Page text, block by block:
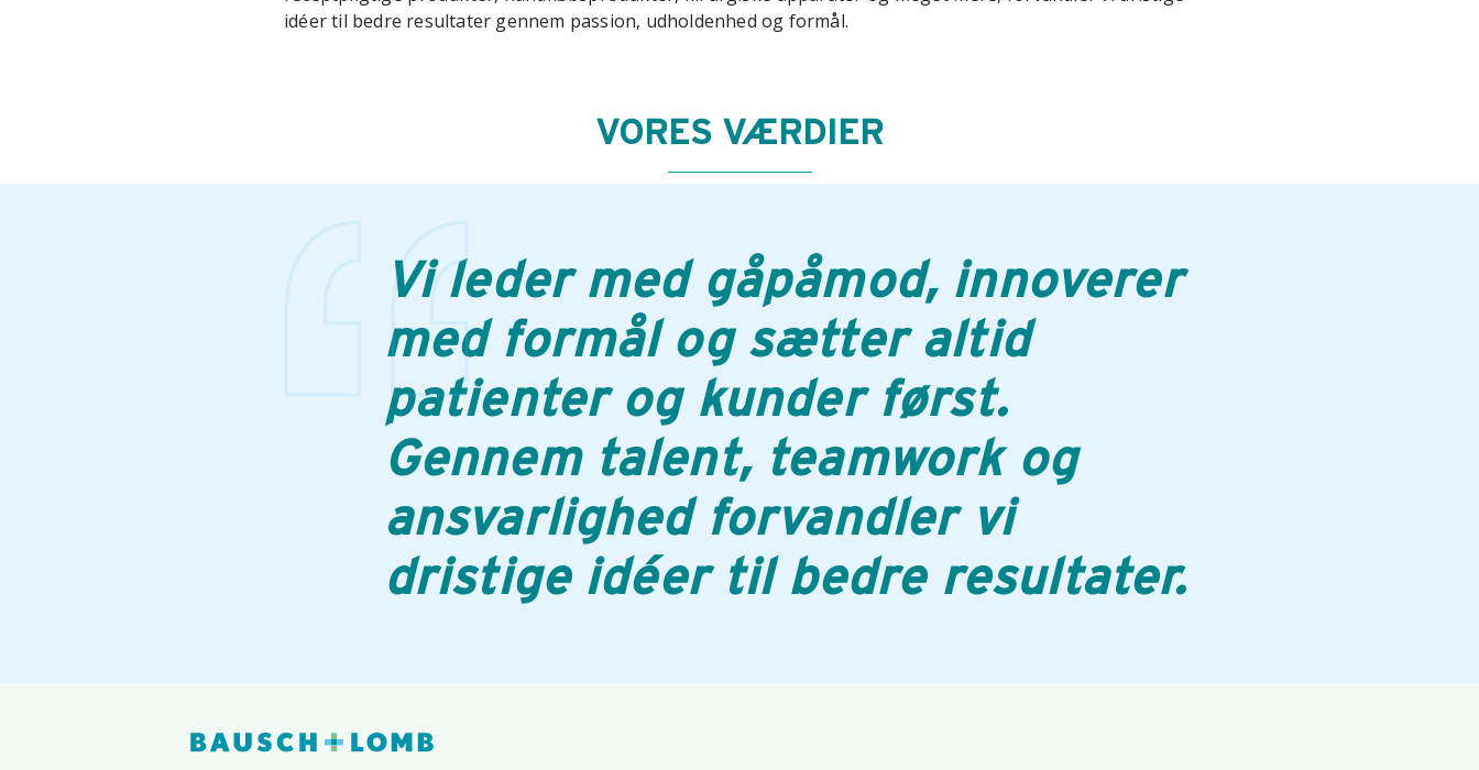
idéer til bedre resultater gennem passion, udholdenhed og formål.
VORES VÆRDIER
Vi leder med gåpåmod, innoverer
med formål og sætter altid
patienter og kunder først.
Gennem talent, teamwork og
ansvarlighed forvandler vi
dristige idéer til bedre resultater.